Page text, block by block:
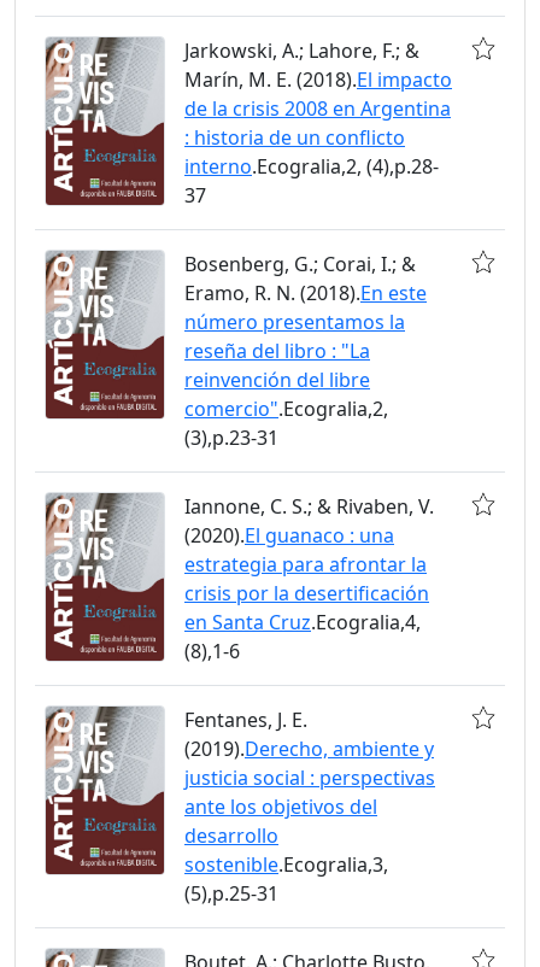
Jarkowski, A.; Lahore, F.; &
Marín, M. E. (2018).El impacto
de la crisis 2008 en Argentina
: historia de un conflicto
interno.Ecogralia,2, (4),p.28-
37
Bosenberg, G.; Corai, I.; &
Eramo, R. N. (2018).En este
número presentamos la
reseña del libro : "La
reinvención del libre
comercio".Ecogralia,2,
(3),p.23-31
Iannone, C. S.; & Rivaben, V.
(2020).El guanaco : una
estrategia para afrontar la
crisis por la desertificación
en Santa Cruz.Ecogralia,4,
(8),1-6
Fentanes, J. E.
(2019).Derecho, ambiente y
justicia social : perspectivas
ante los objetivos del
desarrollo
sostenible.Ecogralia,3,
(5),p.25-31